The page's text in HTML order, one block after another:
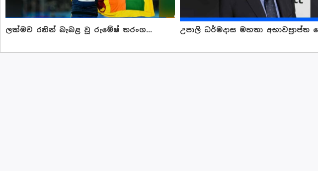
ලක්මව රනින් බැබළ වූ රුමේෂ් තරංග... උපාලි ධර්මදාස මහතා අභාවප්‍රාප්ත